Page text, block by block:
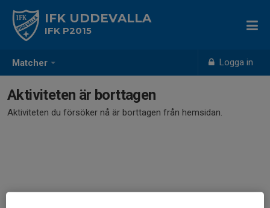
Matcher Logga in
IFK UDDEVALLA
IFK P2015
Aktiviteten är borttagen
Aktiviteten du försöker nå är borttagen från hemsidan.